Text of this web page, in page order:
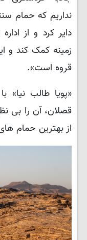
نداریم که حمام
دایر کرد و از
زمینه کمک کند و
قروه است».
«پویا طالب نیا»
قصلان، آن را بی
از بهترین حمام